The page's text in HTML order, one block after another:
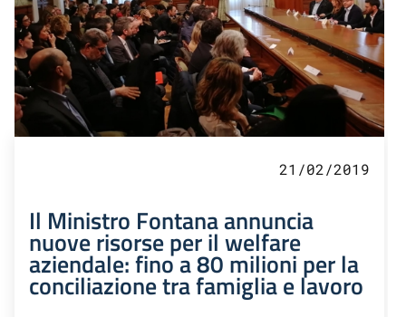
21/02/2019
Il Ministro Fontana annuncia
nuove risorse per il welfare
aziendale: fino a 80 milioni per la
conciliazione tra famiglia e lavoro